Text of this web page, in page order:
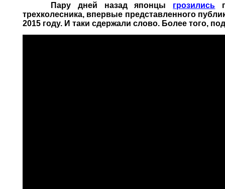
	 Пару дней назад японцы
грозились
трехколесника, впервые представленного